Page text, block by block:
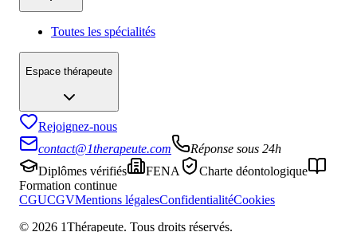
Toutes les spécialités
Espace thérapeute
Rejoignez-nous
contact@1therapeute.com
Réponse sous 24h
Diplômes vérifiés
FENA
Charte déontologique
Formation continue
CGUCGVMentions légalesConfidentialitéCookies
© 2026 1Thérapeute. Tous droits réservés.